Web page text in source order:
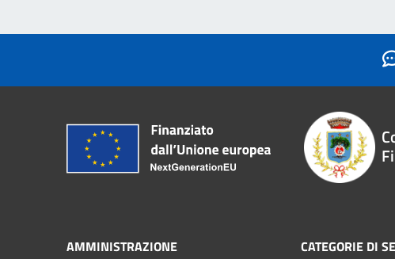
AMMINISTRAZIONE CATEGORIE DI